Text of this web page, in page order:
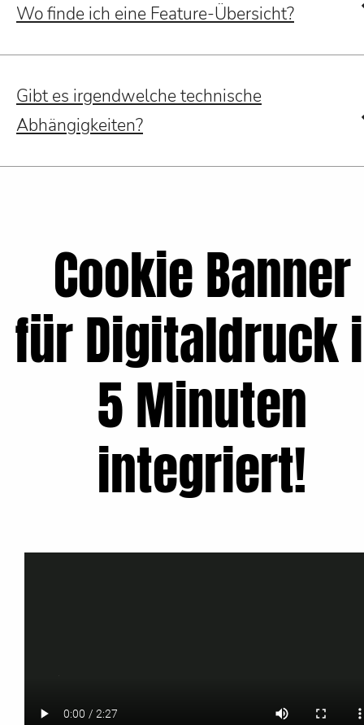
Wo finde ich eine Feature-Übersicht?
Gibt es irgendwelche technische
Abhängigkeiten?
Cookie Banner
für Digitaldruck
5 Minuten
integriert!